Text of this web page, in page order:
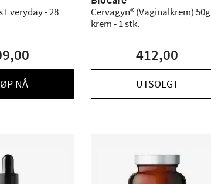
Everyday - 28
NÅ
Cervagyn® (Vaginalkrem) 50g
krem - 1 stk.
412,00
UTSOLGT